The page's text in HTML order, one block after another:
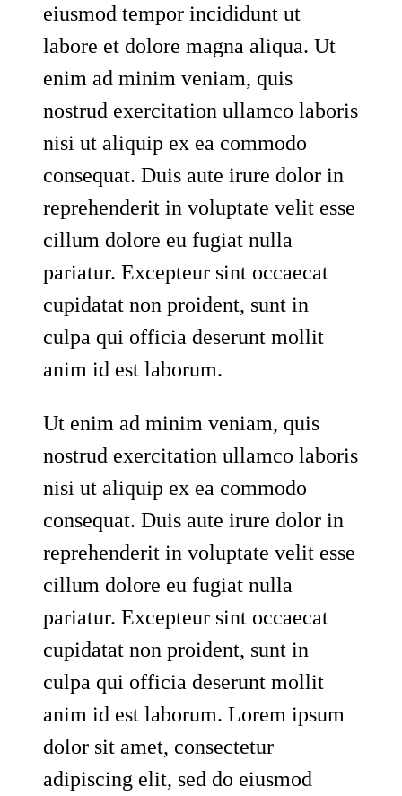
eiusmod tempor incididunt ut
labore et dolore magna aliqua. Ut
enim ad minim veniam, quis
nostrud exercitation ullamco laboris
nisi ut aliquip ex ea commodo
consequat. Duis aute irure dolor in
reprehenderit in voluptate velit esse
cillum dolore eu fugiat nulla
pariatur. Excepteur sint occaecat
cupidatat non proident, sunt in
culpa qui officia deserunt mollit
anim id est laborum.
Ut enim ad minim veniam, quis
nostrud exercitation ullamco laboris
nisi ut aliquip ex ea commodo
consequat. Duis aute irure dolor in
reprehenderit in voluptate velit esse
cillum dolore eu fugiat nulla
pariatur. Excepteur sint occaecat
cupidatat non proident, sunt in
culpa qui officia deserunt mollit
anim id est laborum. Lorem ipsum
dolor sit amet, consectetur
adipiscing elit, sed do eiusmod